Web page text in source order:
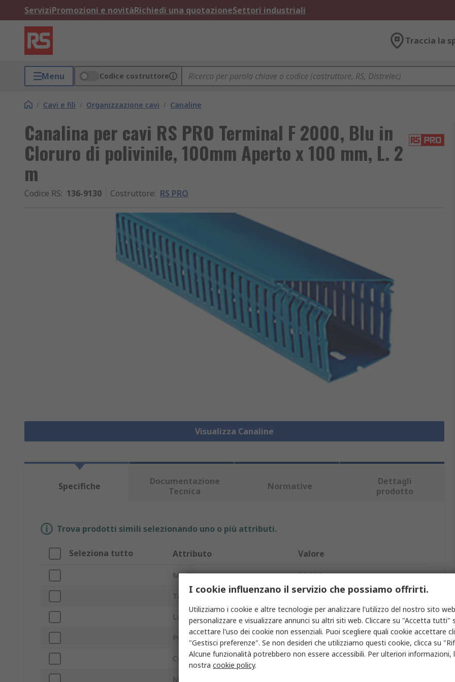
ServiziPromozioni e novitàRichiedi una quotazioneSettori industriali
Traccia la
Menu Codice costruttore
/ Cavi e fili / Organizzazione cavi / Canaline
Canalina per cavi RS PRO Terminal F 2000, Blu in
Cloruro di polivinile, 100mm Aperto x 100 mm, L. 2
m
Codice RS: 136-9130 Costruttore: RS PRO
Visualizza Canaline
Specifiche
Documentazione
Tecnica
Normative
Dettagli
prodotto
Trova prodotti simili selezionando uno o più attributi.
Seleziona tutto Attributo Valore
Marchio RS PRO
Tipo prodotto Canalina per cavi
Larghezza 100mm
Profondità 100mm
Colore Blu
Materiale
I cookie influenzano il servizio che possiamo offrirti.
Utilizziamo i cookie e altre tecnologie per analizzare l'utilizzo del nostro sito
personalizzare e visualizzare annunci su altri siti web. Cliccare su "Accetta tutti"
accettare l'uso dei cookie non essenziali. Puoi scegliere quali cookie accettare
"Gestisci preferenze". Se non desideri che utilizziamo questi cookie, clicca su
Alcune funzionalità potrebbero non essere accessibili. Per ulteriori informazioni,
nostra cookie policy.